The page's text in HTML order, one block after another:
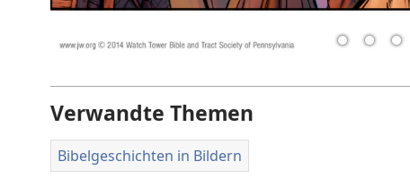
Verwandte Themen
Bibelgeschichten in Bildern